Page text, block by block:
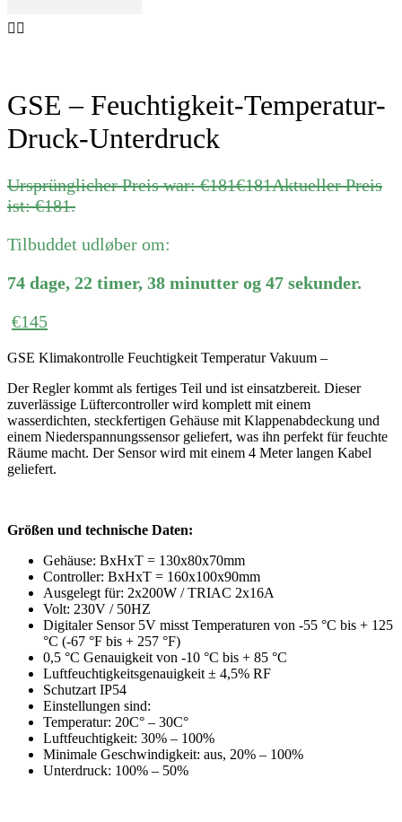
GSE – Feuchtigkeit-Temperatur-
Druck-Unterdruck
Ursprünglicher Preis war: €181€181Aktueller Preis
ist: €181.
Tilbuddet udløber om:
74 dage, 22 timer, 38 minutter og 47 sekunder.
€145
GSE Klimakontrolle Feuchtigkeit Temperatur Vakuum –
Der Regler kommt als fertiges Teil und ist einsatzbereit. Dieser
zuverlässige Lüftercontroller wird komplett mit einem
wasserdichten, steckfertigen Gehäuse mit Klappenabdeckung und
einem Niederspannungssensor geliefert, was ihn perfekt für feuchte
Räume macht. Der Sensor wird mit einem 4 Meter langen Kabel
geliefert.
Größen und technische Daten:
Gehäuse: BxHxT = 130x80x70mm
Controller: BxHxT = 160x100x90mm
Ausgelegt für: 2x200W / TRIAC 2x16A
Volt: 230V / 50HZ
Digitaler Sensor 5V misst Temperaturen von -55 °C bis + 125
°C (-67 °F bis + 257 °F)
0,5 °C Genauigkeit von -10 °C bis + 85 °C
Luftfeuchtigkeitsgenauigkeit ± 4,5% RF
Schutzart IP54
Einstellungen sind:
Temperatur: 20C° – 30C°
Luftfeuchtigkeit: 30% – 100%
Minimale Geschwindigkeit: aus, 20% – 100%
Unterdruck: 100% – 50%